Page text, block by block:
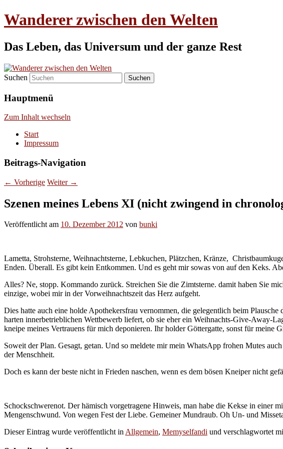
Wanderer zwischen den Welten
Das Leben, das Universum und der ganze Rest
Suchen
Hauptmenü
Zum Inhalt wechseln
Start
Impressum
Beitrags-Navigation
← Vorherige Weiter →
Szenen meines Lebens XI (nicht zwingend in
Veröffentlicht am 10. Dezember 2012 von bunki
Lametta, Strohsterne, Weihnachtsterne, Lebkuchen, Plätzchen, Kränze,
Enden. Überall. Es gibt kein Entkommen. Und es geht mir sowas von auf den Keks.
Alles? Ne, stopp. Kommando zurück. Streichen Sie die Zimtsterne. damit haben Sie
einzige, wobei mir in der Vorweihnachtszeit das Herz aufgeht.
Dies hatte auch eine holde Apothekersfrau vernommen, die gelegentlich beim
harten innerbetrieblichen Wettbewerb liefert, ob sie eher ein Weihnachts-Give-Away-
kneipe meines Vertrauens für mich deponieren. Ihr holder Göttergatte, sonst für
Soweit der Plan. Gesagt, getan. Und so meldete mir mein WhatsApp frohen Mutes
der Menschheit.
Doch es kann der beste nicht in Frieden naschen, wenn es dem bösen Kneiper nicht
Schockschwerenot. Der hämisch vorgetragene Hinweis, man habe die Kekse in einer
Mengenschwund. Von wegen Fest der Liebe. Gemeiner Mundraub. Oh Un- und
Dieser Eintrag wurde veröffentlicht inAllgemein, Memyselfandi und verschlagwortet